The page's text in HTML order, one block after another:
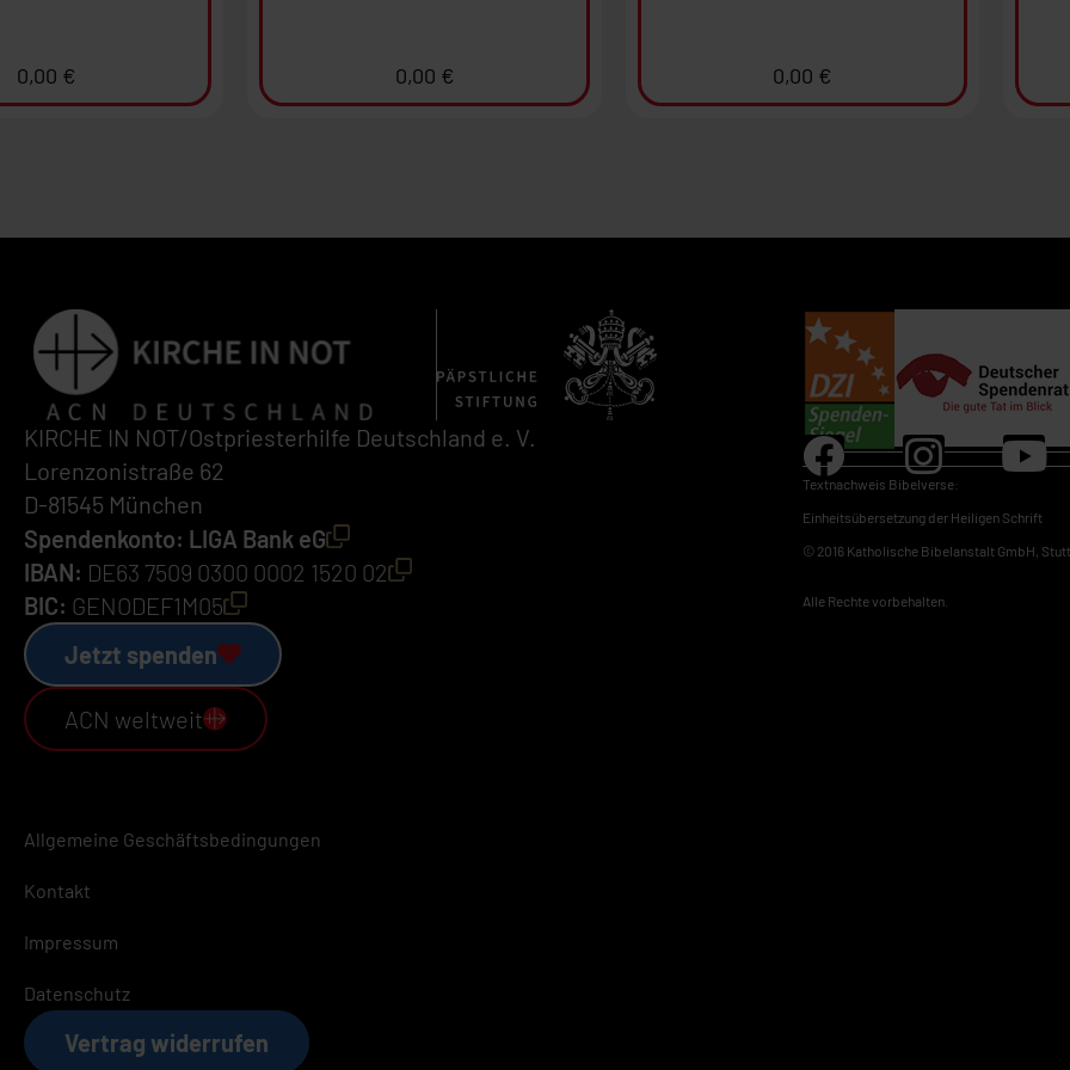
0,00 € 0,00 € 0,00 €
KIRCHE IN NOT/Ostpriesterhilfe Deutschland e. V.
Lorenzonistraße 62
D-81545 München
Spendenkonto: LIGA Bank eG
IBAN: DE63 7509 0300 0002 1520 02
BIC: GENODEF1M05
Jetzt spenden
ACN weltweit
Allgemeine Geschäftsbedingungen
Kontakt
Impressum
Datenschutz
Vertrag widerrufen
Textnachweis Bibelverse:
Einheitsübersetzung der Heiligen Schrift
© 2016 Katholische Bibelanstalt GmbH,
Alle Rechte vorbehalten.